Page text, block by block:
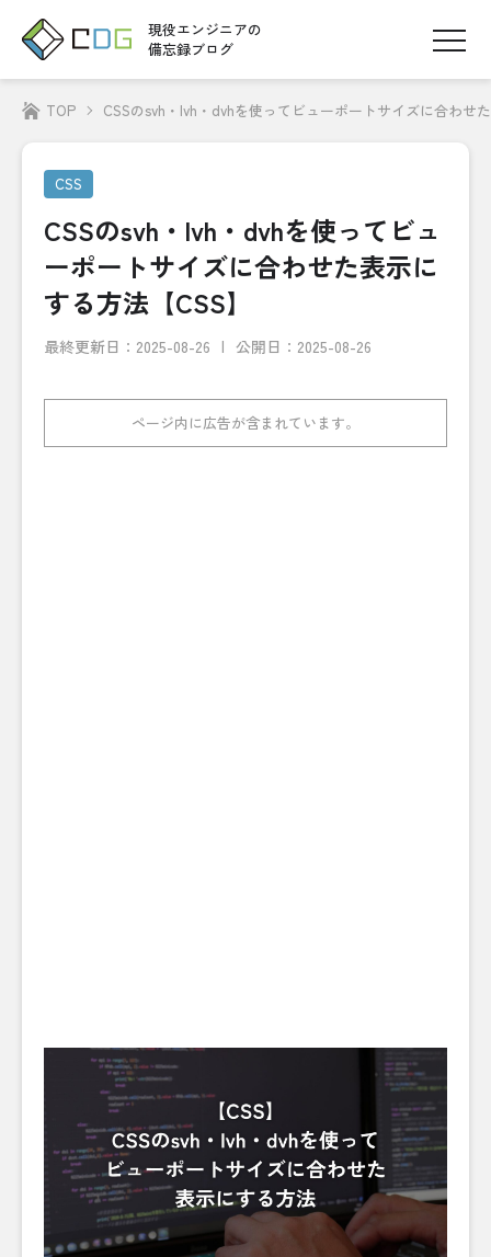
現役エンジニアの
備忘録ブログ
TOP CSSのsvh・lvh・dvhを使ってビューポートサイズに合わせ
CSS
CSSのsvh・lvh・dvhを使ってビュ
ーポートサイズに合わせた表示に
する方法【CSS】
最終更新日： 2025-08-26 公開日：2025-08-26
ページ内に広告が含まれています。